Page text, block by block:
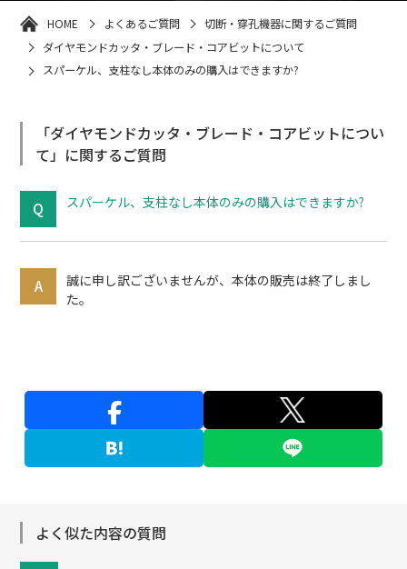
HOME よくあるご質問
切断・穿孔機器に関するご質問
ダイヤモンドカッタ・ブレード・コアビットについて
スパーケル、支柱なし本体のみの購入はできますか?
「ダイヤモンドカッタ・ブレード・コアビットについ
て」に関するご質問
スパーケル、支柱なし本体のみの購入はできますか?
誠に申し訳ございませんが、本体の販売は終了しまし
た。
よく似た内容の質問